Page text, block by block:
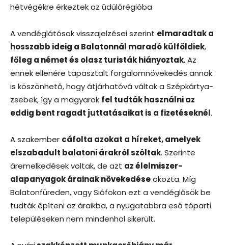
hétvégékre érkeztek az üdülőrégióba
A vendéglátósok visszajelzései szerint elmaradtak a
hosszabb ideig a Balatonnál maradó külföldiek,
főleg a német és olasz turisták hiányoztak. Az
ennek ellenére tapasztalt forgalomnövekedés annak
is köszönhető, hogy átjárhatóvá váltak a Szépkártya-
zsebek, így a magyarok fel tudták használni az
eddig bent ragadt juttatásaikat is a fizetéseknél.
A szakember cáfolta azokat a híreket, amelyek
elszabadult balatoni árakról szóltak. Szerinte
áremelkedések voltak, de azt az élelmiszer-
alapanyagok árainak növekedéseokozta. Míg
Balatonfüreden, vagy Siófokon ezt a vendéglősök be
tudták építeni az áraikba, a nyugatabbra eső tóparti
településeken nem mindenhol sikerült.